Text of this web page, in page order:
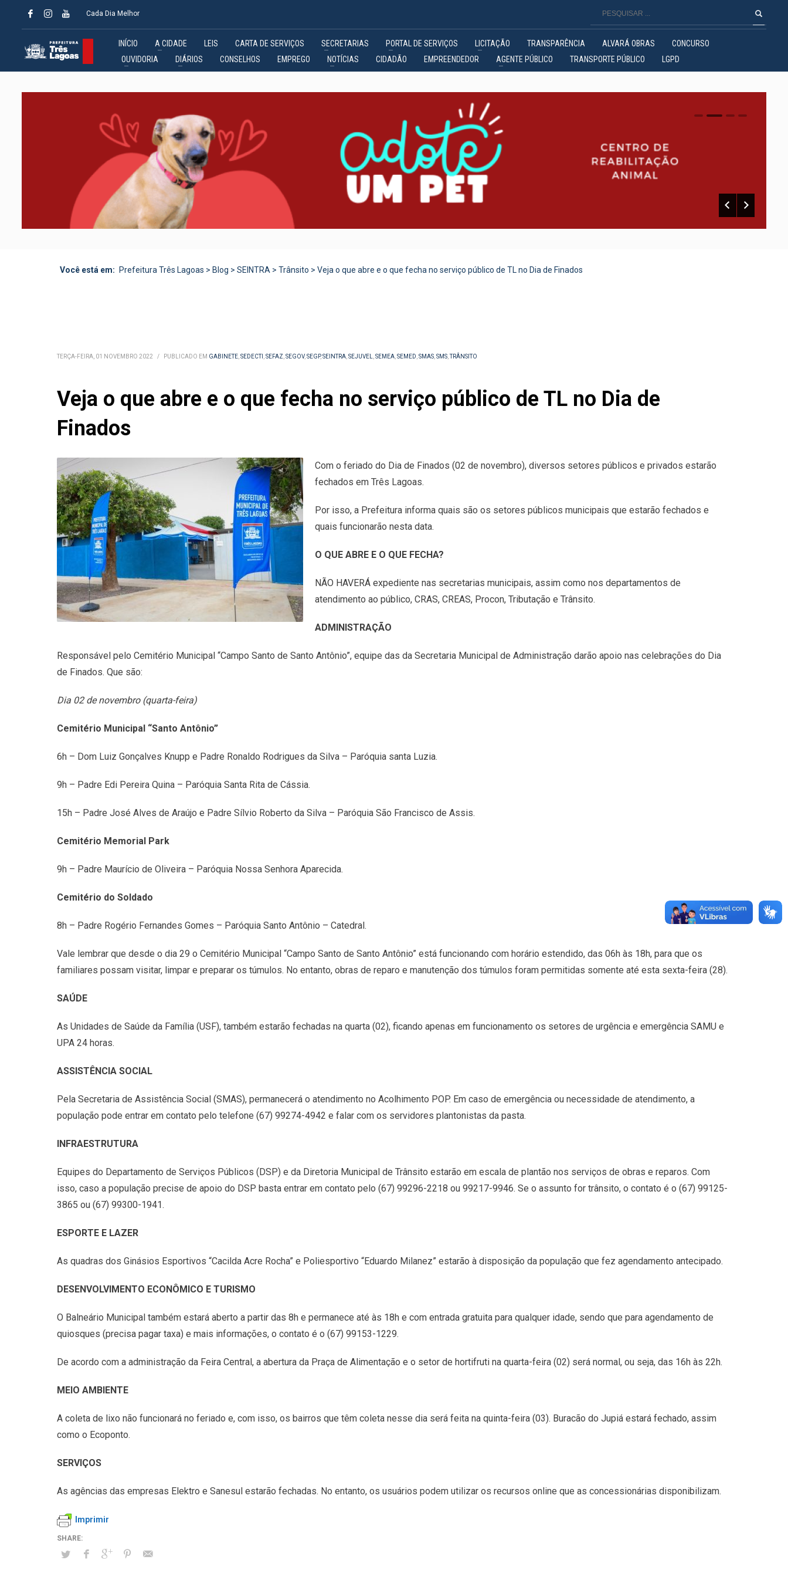
Cada Dia Melhor
INÍCIO A CIDADE LEIS CARTA DE SERVIÇOS SECRETARIAS PORTAL DE SERVIÇOS LICITAÇÃO TRANSPARÊNCIA ALVARÁ OBRAS
CONCURSO
OUVIDORIA
DIÁRIOS CONSELHOS EMPREGO NOTÍCIAS CIDADÃO EMPREENDEDOR AGENTE PÚBLICO TRANSPORTE PÚBLICO LGPD
0 1 2
Você está em: Prefeitura Três Lagoas > Blog > SEINTRA > Trânsito > Veja o que abre e o que fecha no serviço público de TL no Dia de Finados
TERÇA-FEIRA, 01 NOVEMBRO 2022 / PUBLICADO EM GABINETE,SEDECTI ,SEFAZ,SEGOV,SEGP,SEINTRA,SEJUVEL,SEMEA,SEMED,SMAS,SMS, TRÂNSITO
Veja o que abre e o que fecha no serviço público de TL no Dia de
Finados
Com o feriado do Dia de Finados (02 de novembro), diversos setores públicos e privados estarão
fechados em Três Lagoas.
Por isso, a Prefeitura informa quais são os setores públicos municipais que estarão fechados e
quais funcionarão nesta data.
O QUE ABRE E O QUE FECHA?
NÃO HAVERÁ expediente nas secretarias municipais, assim como nos departamentos de
atendimento ao público, CRAS, CREAS, Procon, Tributação e Trânsito.
ADMINISTRAÇÃO
Responsável pelo Cemitério Municipal “Campo Santo de Santo Antônio”, equipe das da Secretaria Municipal de Administração darão apoio nas celebrações do Dia
de Finados. Que são:
Dia 02 de novembro (quarta-feira)
Cemitério Municipal “Santo Antônio”
6h – Dom Luiz Gonçalves Knupp e Padre Ronaldo Rodrigues da Silva – Paróquia santa Luzia.
9h – Padre Edi Pereira Quina – Paróquia Santa Rita de Cássia.
15h – Padre José Alves de Araújo e Padre Sílvio Roberto da Silva – Paróquia São Francisco de Assis.
Cemitério Memorial Park
9h – Padre Maurício de Oliveira – Paróquia Nossa Senhora Aparecida.
Cemitério do Soldado
8h – Padre Rogério Fernandes Gomes – Paróquia Santo Antônio – Catedral.
Vale lembrar que desde o dia 29 o Cemitério Municipal “Campo Santo de Santo Antônio” está funcionando com horário estendido, das 06h às 18h, para que os
familiares possam visitar, limpar e preparar os túmulos. No entanto, obras de reparo e manutenção dos túmulos foram permitidas somente até esta sexta-feira (28).
SAÚDE
As Unidades de Saúde da Família (USF), também estarão fechadas na quarta (02), ficando apenas em funcionamento os setores de urgência e emergência SAMU e
UPA 24 horas.
ASSISTÊNCIA SOCIAL
Pela Secretaria de Assistência Social (SMAS), permanecerá o atendimento no Acolhimento POP. Em caso de emergência ou necessidade de atendimento, a
população pode entrar em contato pelo telefone (67) 99274-4942 e falar com os servidores plantonistas da pasta.
INFRAESTRUTURA
Equipes do Departamento de Serviços Públicos (DSP) e da Diretoria Municipal de Trânsito estarão em escala de plantão nos serviços de obras e reparos. Com
isso, caso a população precise de apoio do DSP basta entrar em contato pelo (67) 99296-2218 ou 99217-9946. Se o assunto for trânsito, o contato é o (67) 99125-
3865 ou (67) 99300-1941.
ESPORTE E LAZER
As quadras dos Ginásios Esportivos “Cacilda Acre Rocha” e Poliesportivo “Eduardo Milanez” estarão à disposição da população que fez agendamento antecipado.
DESENVOLVIMENTO ECONÔMICO E TURISMO
O Balneário Municipal também estará aberto a partir das 8h e permanece até às 18h e com entrada gratuita para qualquer idade, sendo que para agendamento de
quiosques (precisa pagar taxa) e mais informações, o contato é o (67) 99153-1229.
De acordo com a administração da Feira Central, a abertura da Praça de Alimentação e o setor de hortifruti na quarta-feira (02) será normal, ou seja, das 16h às 22h.
MEIO AMBIENTE
A coleta de lixo não funcionará no feriado e, com isso, os bairros que têm coleta nesse dia será feita na quinta-feira (03). Buracão do Jupiá estará fechado, assim
como o Ecoponto.
SERVIÇOS
As agências das empresas Elektro e Sanesul estarão fechadas. No entanto, os usuários podem utilizar os recursos online que as concessionárias disponibilizam.
Imprimir